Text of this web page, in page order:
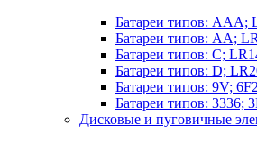
Батареи типов: AAA;
Батареи типов: AA;
Батареи типов: C;
Батареи типов: D;
Батареи типов: 9V;
Батареи типов: 3336;
Дисковые и пуговичные